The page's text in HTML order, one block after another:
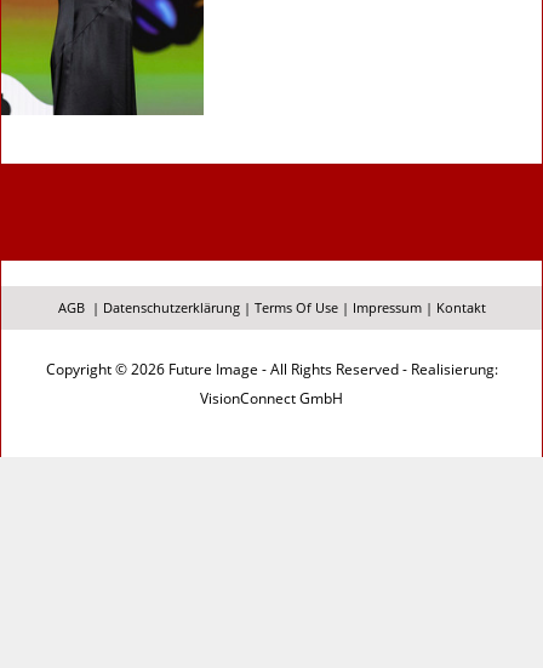
AGB | Datenschutzerklärung| Terms Of Use| Impressum| Kontakt
Copyright © 2026 Future Image - All Rights Reserved - Realisierung:
VisionConnect GmbH